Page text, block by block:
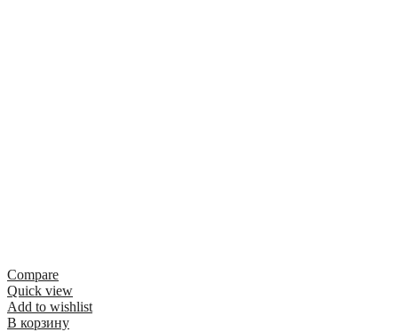
Compare
Quick view
Add to wishlist
В корзину